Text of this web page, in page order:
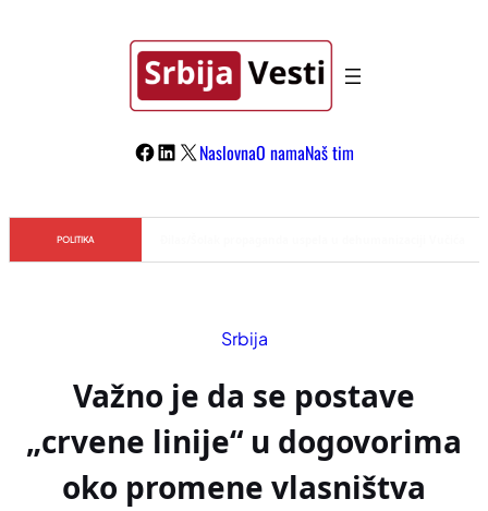
Facebook
LinkedIn
X NaslovnaO namaNaš tim
POLITIKA
Srbija
Važno je da se postave
„crvene linije“ u dogovorima
oko promene vlasništva